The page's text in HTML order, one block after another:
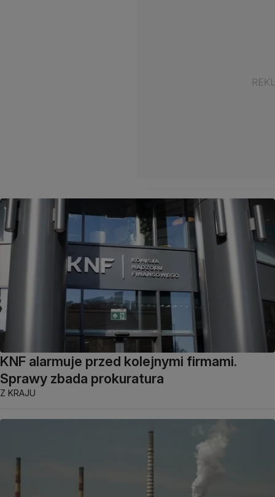
KNF alarmuje przed kolejnymi firmami.
Sprawy zbada prokuratura
Z KRAJU